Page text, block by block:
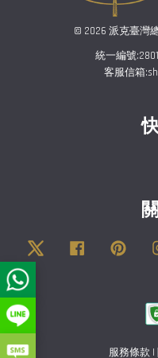
© 2026 派克臺灣
統一編號
客服信箱
Twitter Facebook
服務條款 |